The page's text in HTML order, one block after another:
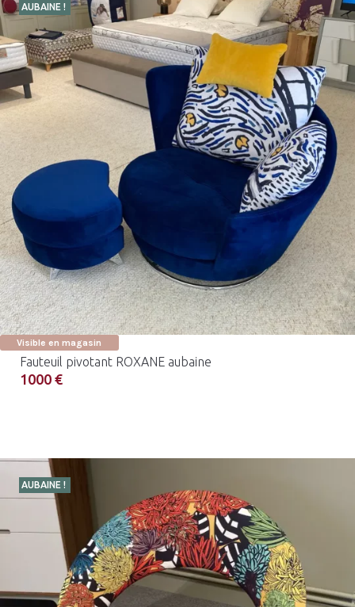
AUBAINE !
Visible en magasin
Fauteuil pivotant ROXANE aubaine
1000 €
AUBAINE !